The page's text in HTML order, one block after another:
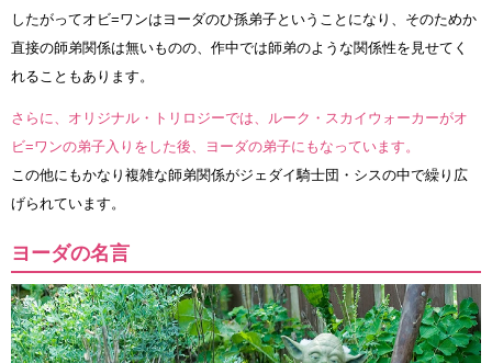
したがってオビ=ワンはヨーダのひ孫弟子ということになり、そのためか
直接の師弟関係は無いものの、作中では師弟のような関係性を見せてく
れることもあります。
さらに、オリジナル・トリロジーでは、ルーク・スカイウォーカーがオ
ビ=ワンの弟子入りをした後、ヨーダの弟子にもなっています。
この他にもかなり複雑な師弟関係がジェダイ騎士団・シスの中で繰り広
げられています。
ヨーダの名言